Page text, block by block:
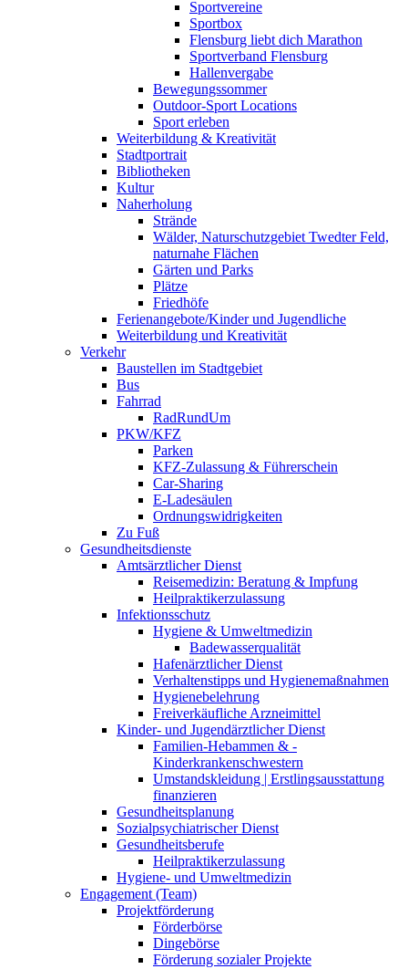
Sportvereine
Sportbox
Flensburg liebt dich Marathon
Sportverband Flensburg
Hallenvergabe
Bewegungssommer
Outdoor-Sport Locations
Sport erleben
Weiterbildung & Kreativität
Stadtportrait
Bibliotheken
Kultur
Naherholung
Strände
Wälder, Naturschutzgebiet Twedter Feld,
naturnahe Flächen
Gärten und Parks
Plätze
Friedhöfe
Ferienangebote/Kinder und Jugendliche
Weiterbildung und Kreativität
Verkehr
Baustellen im Stadtgebiet
Bus
Fahrrad
RadRundUm
PKW/KFZ
Parken
KFZ-Zulassung & Führerschein
Car-Sharing
E-Ladesäulen
Ordnungswidrigkeiten
Zu Fuß
Gesundheitsdienste
Amtsärztlicher Dienst
Reisemedizin: Beratung & Impfung
Heilpraktikerzulassung
Infektionsschutz
Hygiene & Umweltmedizin
Badewasserqualität
Hafenärztlicher Dienst
Verhaltenstipps und Hygienemaßnahmen
Hygienebelehrung
Freiverkäufliche Arzneimittel
Kinder- und Jugendärztlicher Dienst
Familien-Hebammen & -
Kinderkrankenschwestern
Umstandskleidung | Erstlingsausstattung
finanzieren
Gesundheitsplanung
Sozialpsychiatrischer Dienst
Gesundheitsberufe
Heilpraktikerzulassung
Hygiene- und Umweltmedizin
Engagement (Team)
Projektförderung
Förderbörse
Dingebörse
Förderung sozialer Projekte